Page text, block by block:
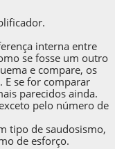
interna entre
se fosse um outro
e compare, os
E se for comparar
parecidos ainda.
pelo número de
tipo de saudosismo,
de esforço.